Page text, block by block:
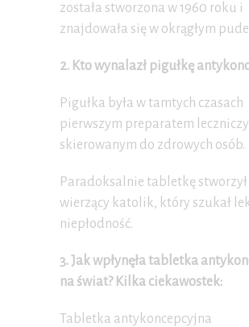
została stworzona w 1960 roku i
znajdowała się w okrągłym
2. Kto wynalazł pigułkę
Pigułka była w tamtych czasach
pierwszym preparatem
skierowanym do zdrowych osób.
Paradoksalnie tabletkę stworzył
wierzący katolik, który szukał
niepłodność.
3. Jak wpłynęła tabletka
na świat? Kilka ciekawostek:
Tabletka antykoncepcyjna